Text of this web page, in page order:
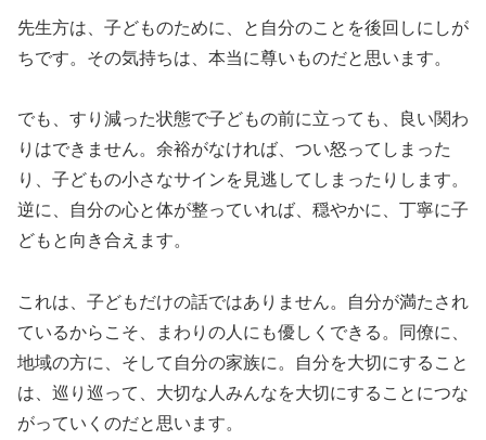
先生方は、子どものために、と自分のことを後回しにしが
ちです。その気持ちは、本当に尊いものだと思います。
でも、すり減った状態で子どもの前に立っても、良い関わ
りはできません。余裕がなければ、つい怒ってしまった
り、子どもの小さなサインを見逃してしまったりします。
逆に、自分の心と体が整っていれば、穏やかに、丁寧に子
どもと向き合えます。
これは、子どもだけの話ではありません。自分が満たされ
ているからこそ、まわりの人にも優しくできる。同僚に、
地域の方に、そして自分の家族に。自分を大切にすること
は、巡り巡って、大切な人みんなを大切にすることにつな
がっていくのだと思います。